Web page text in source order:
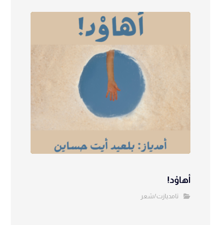
أهاوْد!
تامديازت/شعر